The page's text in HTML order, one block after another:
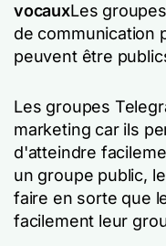
vocauxLes
de communication
peuvent être
Les groupes
marketing car ils
d'atteindre
un groupe public,
faire en sorte que
facilement leur